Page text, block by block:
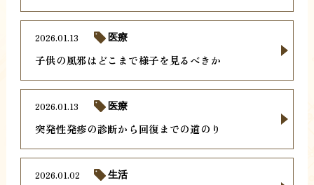
子供の風邪はどこまで様子を見るべきか
2026.01.13 医療
突発性発疹の診断から回復までの道のり
2026.01.13 医療
2026.01.02 生活